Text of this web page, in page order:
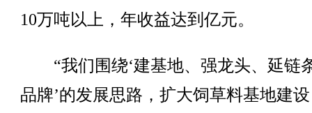
10万吨以上，年收益达到亿元。
“我们围绕‘建基地、强龙头、延链
品牌’的发展思路，扩大饲草料基地建